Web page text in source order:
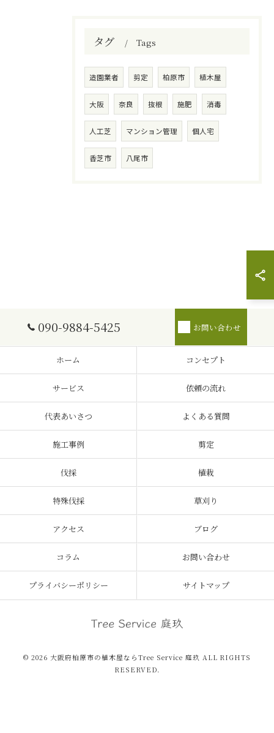
タグ Tags
造園業者 剪定 柏原市 植木屋
大阪 奈良 抜根 施肥 消毒
人工芝 マンション管理 個人宅
香芝市 八尾市
090-9884-5425 お問い合わせ
ホーム コンセプト
サービス 依頼の流れ
代表あいさつ よくある質問
施工事例 剪定
伐採 植栽
特殊伐採 草刈り
アクセス ブログ
コラム お問い合わせ
プライバシーポリシー サイトマップ
© 2026 大阪府柏原市の植木屋ならTree Service 庭玖 ALL RIGHTS
RESERVED.